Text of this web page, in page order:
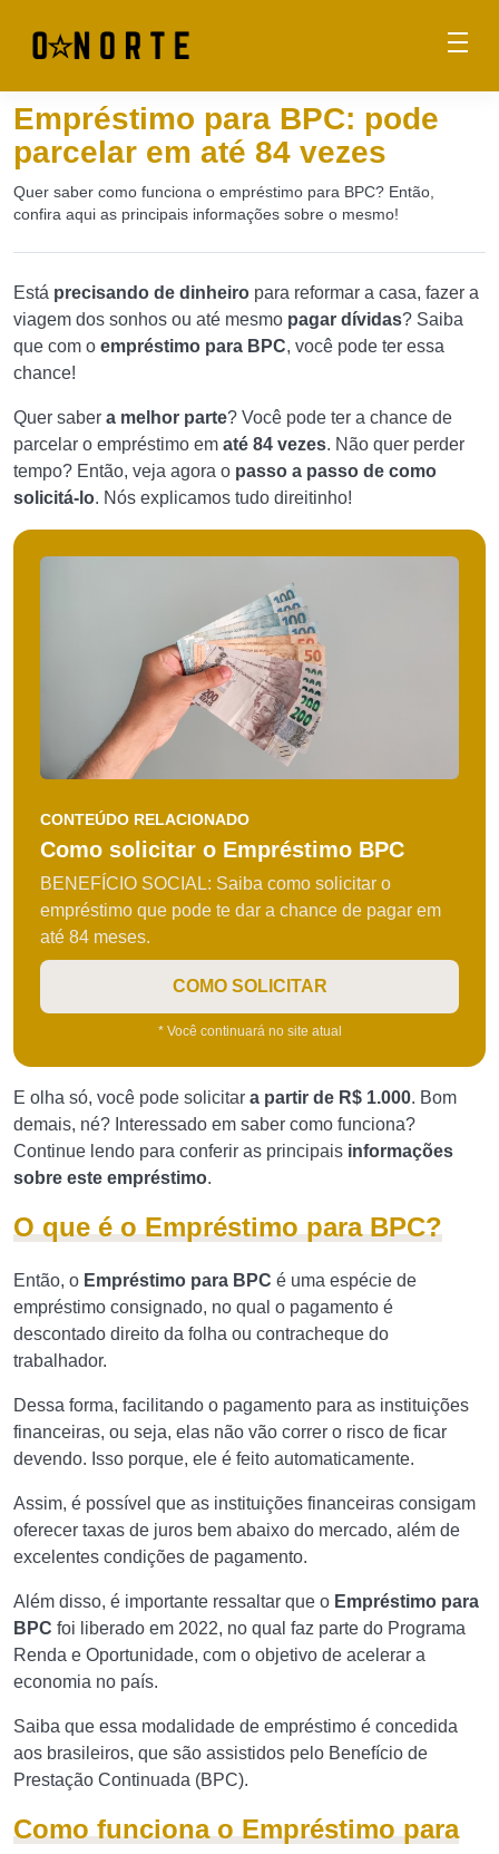
Empréstimo para BPC: pode
parcelar em até 84 vezes
Quer saber como funciona o empréstimo para BPC? Então,
confira aqui as principais informações sobre o mesmo!
Está precisando de dinheiro para reformar a casa, fazer a
viagem dos sonhos ou até mesmo pagar dívidas? Saiba
que com o empréstimo para BPC, você pode ter essa
chance!
Quer saber a melhor parte? Você pode ter a chance de
parcelar o empréstimo em até 84 vezes. Não quer perder
tempo? Então, veja agora o passo a passo de como
solicitá-lo. Nós explicamos tudo direitinho!
CONTEÚDO RELACIONADO
Como solicitar o Empréstimo BPC
BENEFÍCIO SOCIAL: Saiba como solicitar o
empréstimo que pode te dar a chance de pagar em
até 84 meses.
COMO SOLICITAR
* Você continuará no site atual
E olha só, você pode solicitar a partir de R$ 1.000. Bom
demais, né? Interessado em saber como funciona?
Continue lendo para conferir as principais informações
sobre este empréstimo.
O que é o Empréstimo para BPC?
Então, o Empréstimo para BPC é uma espécie de
empréstimo consignado, no qual o pagamento é
descontado direito da folha ou contracheque do
trabalhador.
Dessa forma, facilitando o pagamento para as instituições
financeiras, ou seja, elas não vão correr o risco de ficar
devendo. Isso porque, ele é feito automaticamente.
Assim, é possível que as instituições financeiras consigam
oferecer taxas de juros bem abaixo do mercado, além de
excelentes condições de pagamento.
Além disso, é importante ressaltar que o Empréstimo para
BPC foi liberado em 2022, no qual faz parte do Programa
Renda e Oportunidade, com o objetivo de acelerar a
economia no país.
Saiba que essa modalidade de empréstimo é concedida
aos brasileiros, que são assistidos pelo Benefício de
Prestação Continuada (BPC).
Como funciona o Empréstimo para